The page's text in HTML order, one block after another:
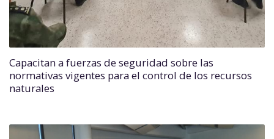
Capacitan a fuerzas de seguridad sobre las
normativas vigentes para el control de los recursos
naturales